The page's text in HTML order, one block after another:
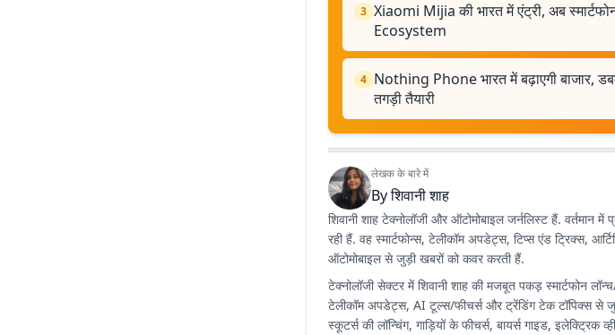
3 Xiaomi Mijia की भारत में एंट्री, अब
Ecosystem
4 Nothing Phone भारत में बढ़ाएगी बाजार,
तगड़ी तैयारी
लेखक के बारे में
Byशिवानी शाह
शिवानी शाह टेक्नोलॉजी और ऑटोमोबाइल जर्नलिस्ट हैं.
रही हैं. वह स्मार्टफोन्स, टेलीकॉम अपडेट्स, टिप्स एंड ट्रिक्स,
ऑटोमोबाइल से जुड़ी खबरों को कवर करती हैं.
टेक्नोलॉजी सेक्टर में शिवानी शाह की मजबूत पकड़ स्मार्टफोन
टेलीकॉम अपडेट्स, AI टूल्स/फीचर्स और ट्रेंडिंग टेक टॉपिक्स से
स्कूटर्स की लॉन्चिंग, गाड़ियों के फीचर्स, बायर्स गाइड,